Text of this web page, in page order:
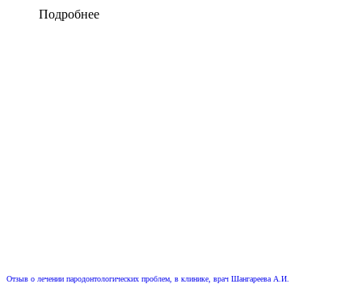
Подробнее
Отзыв о лечении пародонтологических проблем, в клинике, врач Шангареева А.И.